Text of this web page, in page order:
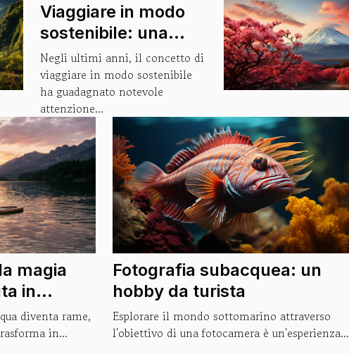
magia
in
diventa rame,
in...
Fotografia subacquea: un
hobby da turista
Esplorare il mondo sottomarino attraverso
l'obiettivo di una fotocamera è un'esperienza...
Viaggiare in modo
sostenibile: una
necessità o una
moda?
Negli ultimi anni, il concetto di
viaggiare in modo sostenibile
ha guadagnato notevole
attenzione...